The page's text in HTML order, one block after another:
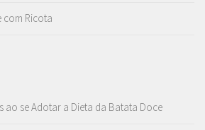
com Ricota
ao se Adotar a Dieta da Batata Doce